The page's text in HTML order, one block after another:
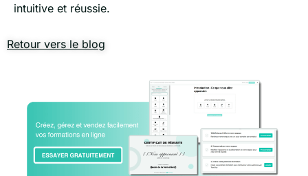
intuitive et réussie.
Retour vers le blog